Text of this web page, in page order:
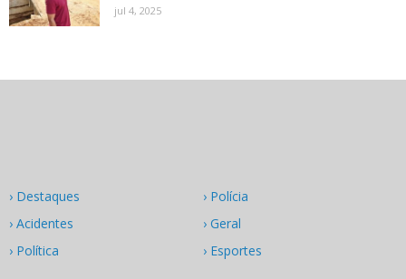
jul 4, 2025
› Destaques
› Acidentes
› Política
› Polícia
› Geral
› Esportes